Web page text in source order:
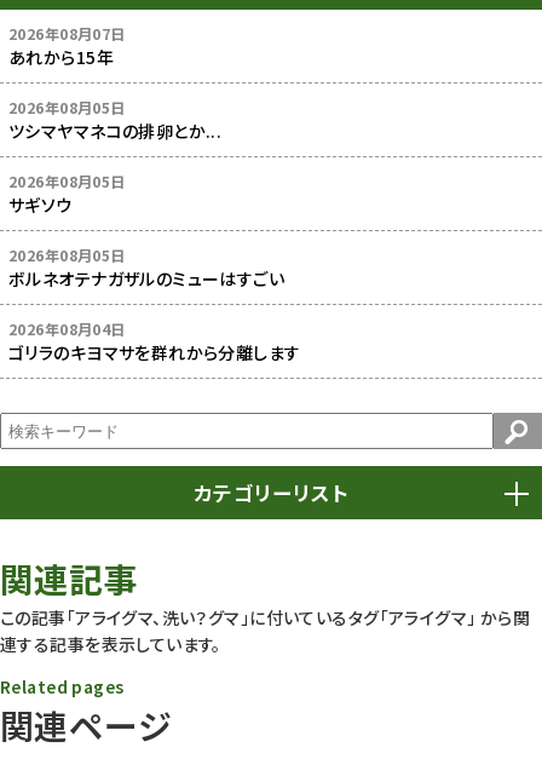
2026年08月07日
あれから15年
2026年08月05日
ツシマヤマネコの排卵とか...
2026年08月05日
サギソウ
2026年08月05日
ボルネオテナガザルのミューはすごい
2026年08月04日
ゴリラのキヨマサを群れから分離します
カテゴリーリスト
動物園
動物園長のZooコラム
動物園その他
関連記事
この記事「アライグマ、洗い？グマ」に付いているタグ「アライグマ」 から関
連する記事を表示しています。
関連ページ
Related pages